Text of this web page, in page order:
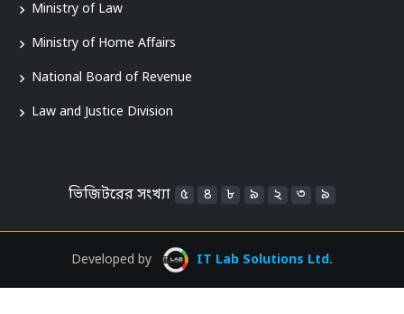
Ministry of Law
Ministry of Home Affairs
National Board of Revenue
Law and Justice Division
ভিজিটরের সংখ্যা ৫ ৪ ৮ ৯ ২ ৩ ৯
Developed by IT Lab Solutions Ltd.